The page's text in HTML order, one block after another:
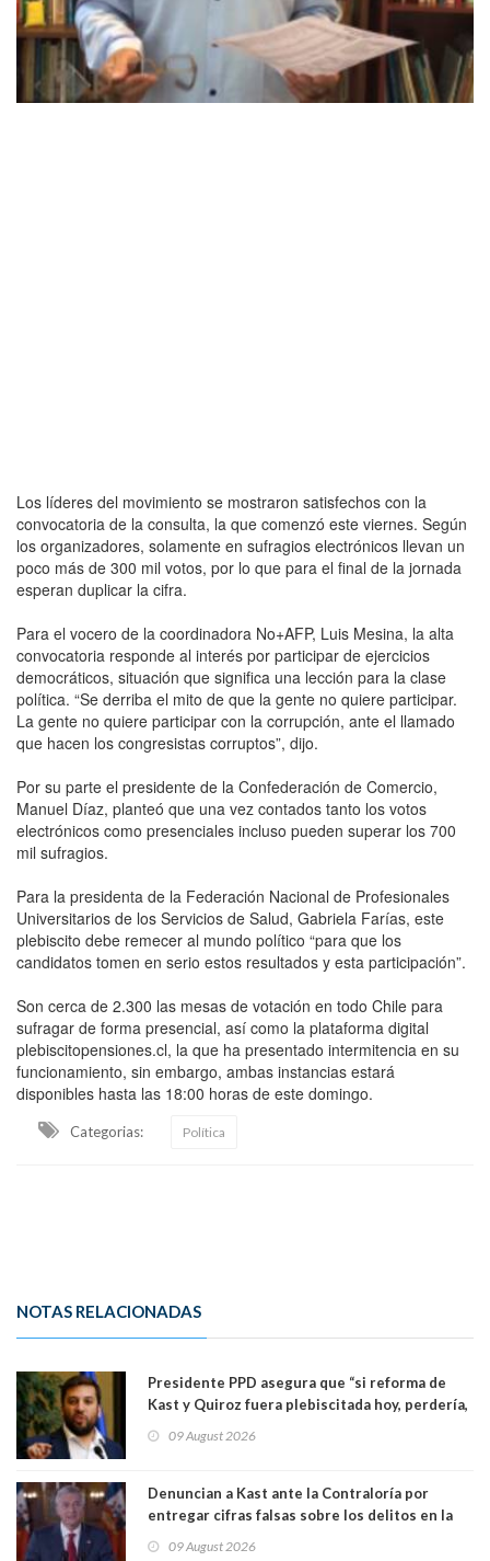
Los líderes del movimiento se mostraron satisfechos con la
convocatoria de la consulta, la que comenzó este viernes. Según
los organizadores, solamente en sufragios electrónicos llevan un
poco más de 300 mil votos, por lo que para el final de la jornada
esperan duplicar la cifra.
Para el vocero de la coordinadora No+AFP, Luis Mesina, la alta
convocatoria responde al interés por participar de ejercicios
democráticos, situación que significa una lección para la clase
política. “Se derriba el mito de que la gente no quiere participar.
La gente no quiere participar con la corrupción, ante el llamado
que hacen los congresistas corruptos”, dijo.
Por su parte el presidente de la Confederación de Comercio,
Manuel Díaz, planteó que una vez contados tanto los votos
electrónicos como presenciales incluso pueden superar los 700
mil sufragios.
Para la presidenta de la Federación Nacional de Profesionales
Universitarios de los Servicios de Salud, Gabriela Farías, este
plebiscito debe remecer al mundo político “para que los
candidatos tomen en serio estos resultados y esta participación”.
Son cerca de 2.300 las mesas de votación en todo Chile para
sufragar de forma presencial, así como la plataforma digital
plebiscitopensiones.cl, la que ha presentado intermitencia en su
funcionamiento, sin embargo, ambas instancias estará
disponibles hasta las 18:00 horas de este domingo.
Categorias: Política
NOTAS RELACIONADAS
Presidente PPD asegura que “si reforma de
Kast y Quiroz fuera plebiscitada hoy, perdería,
a favor de la oposición, sería una victoria de la
09 August 2026
Denuncian a Kast ante la Contraloría por
entregar cifras falsas sobre los delitos en la
09 August 2026